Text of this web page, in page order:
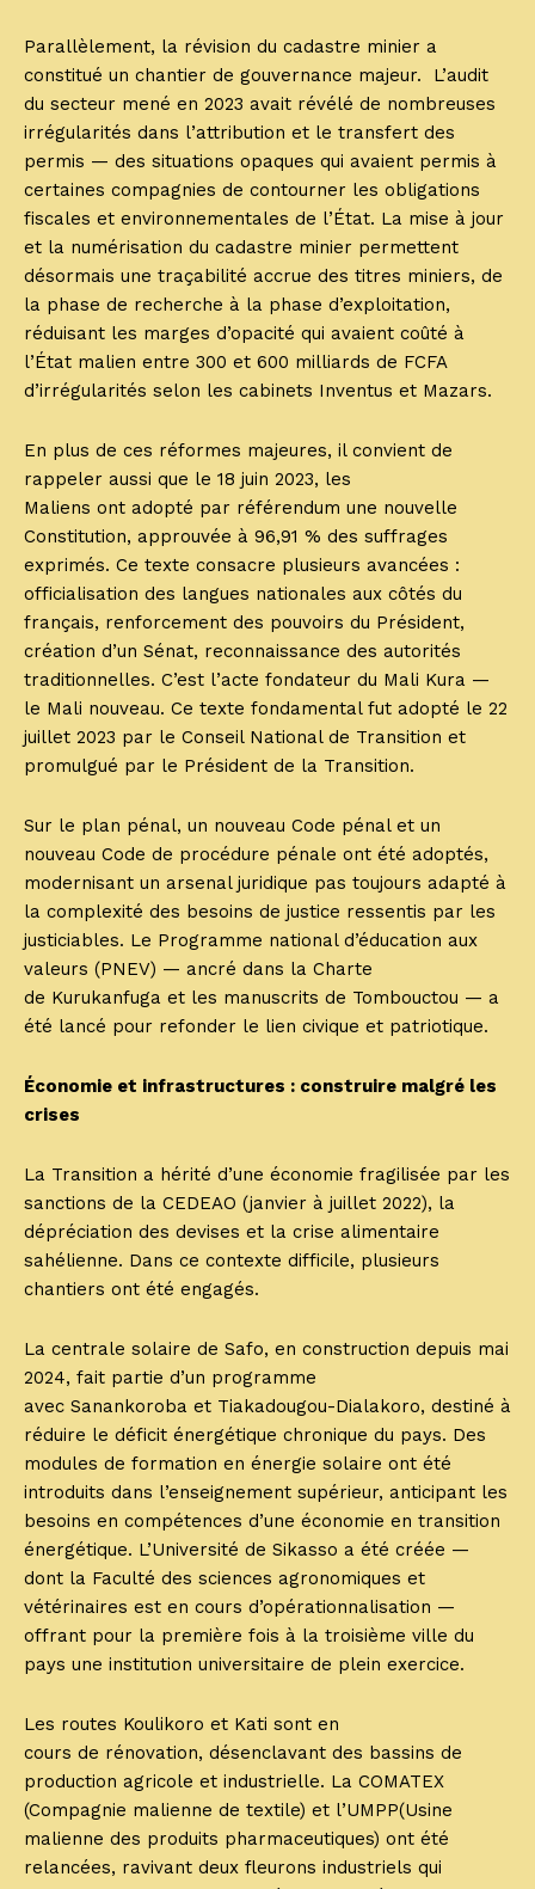
Parallèlement, la révision du cadastre minier a
constitué un chantier de gouvernance majeur. L’audit
du secteur mené en 2023 avait révélé de nombreuses
irrégularités dans l’attribution et le transfert des
permis — des situations opaques qui avaient permis à
certaines compagnies de contourner les obligations
fiscales et environnementales de l’État. La mise à jour
et la numérisation du cadastre minier permettent
désormais une traçabilité accrue des titres miniers, de
la phase de recherche à la phase d’exploitation,
réduisant les marges d’opacité qui avaient coûté à
l’État malien entre 300 et 600 milliards de FCFA
d’irrégularités selon les cabinets Inventus et Mazars.
En plus de ces réformes majeures, il convient de
rappeler aussi que le 18 juin 2023, les
Maliens ont adopté par référendum une nouvelle
Constitution, approuvée à 96,91 % des suffrages
exprimés. Ce texte consacre plusieurs avancées :
officialisation des langues nationales aux côtés du
français, renforcement des pouvoirs du Président,
création d’un Sénat, reconnaissance des autorités
traditionnelles. C’est l’acte fondateur du Mali Kura —
le Mali nouveau. Ce texte fondamental fut adopté le 22
juillet 2023 par le Conseil National de Transition et
promulgué par le Président de la Transition.
Sur le plan pénal, un nouveau Code pénal et un
nouveau Code de procédure pénale ont été adoptés,
modernisant un arsenal juridique pas toujours adapté à
la complexité des besoins de justice ressentis par les
justiciables. Le Programme national d’éducation aux
valeurs (PNEV) — ancré dans la Charte
de Kurukanfuga et les manuscrits de Tombouctou — a
été lancé pour refonder le lien civique et patriotique.
Économie et infrastructures : construire malgré les
crises
La Transition a hérité d’une économie fragilisée par les
sanctions de la CEDEAO (janvier à juillet 2022), la
dépréciation des devises et la crise alimentaire
sahélienne. Dans ce contexte difficile, plusieurs
chantiers ont été engagés.
La centrale solaire de Safo, en construction depuis mai
2024, fait partie d’un programme
avec Sanankoroba et Tiakadougou-Dialakoro, destiné à
réduire le déficit énergétique chronique du pays. Des
modules de formation en énergie solaire ont été
introduits dans l’enseignement supérieur, anticipant les
besoins en compétences d’une économie en transition
énergétique. L’Université de Sikasso a été créée —
dont la Faculté des sciences agronomiques et
vétérinaires est en cours d’opérationnalisation —
offrant pour la première fois à la troisième ville du
pays une institution universitaire de plein exercice.
Les routes Koulikoro et Kati sont en
cours de rénovation, désenclavant des bassins de
production agricole et industrielle. La COMATEX
(Compagnie malienne de textile) et l’UMPP(Usine
malienne des produits pharmaceutiques) ont été
relancées, ravivant deux fleurons industriels qui